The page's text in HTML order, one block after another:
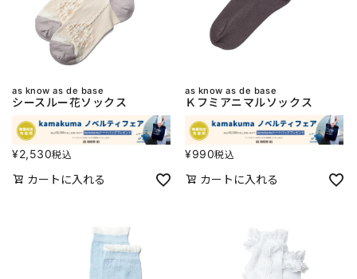
as know as de base
シースルー花ソックス
¥2,530税込
カートに入れる
as know as de base
Ｋフミアニマルソックス
¥990税込
カートに入れる